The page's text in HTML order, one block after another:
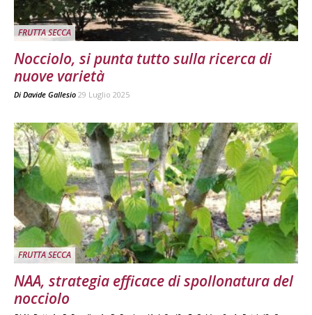
FRUTTA SECCA
Nocciolo, si punta tutto sulla ricerca di
nuove varietà
Di Davide Gallesio 29 Luglio 2025
FRUTTA SECCA
NAA, strategia efficace di spollonatura del
nocciolo